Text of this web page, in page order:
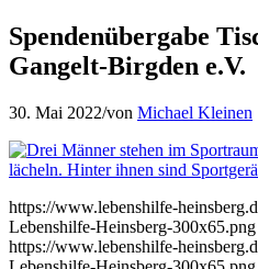
Spendenübergabe
Gangelt-Birgden e.V.
30. Mai 2022/von Michael Kleinen
https://www.lebenshilfe-
Lebenshilfe-Heinsberg-300x65.png
https://www.lebenshilfe-